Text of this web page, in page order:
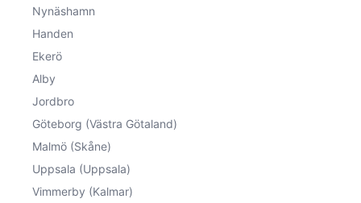
Nynäshamn
Handen
Ekerö
Alby
Jordbro
Göteborg (Västra Götaland)
Malmö (Skåne)
Uppsala (Uppsala)
Vimmerby (Kalmar)